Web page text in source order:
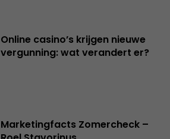
Online casino’s krijgen nieuwe
vergunning: wat verandert er?
Marketingfacts Zomercheck –